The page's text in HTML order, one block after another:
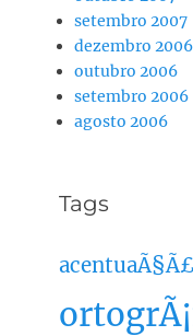
setembro 2007
dezembro 2006
outubro 2006
setembro 2006
agosto 2006
Tags